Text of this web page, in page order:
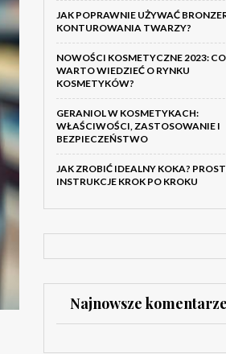
JAK POPRAWNIE UŻYWAĆ
KONTUROWANIA TWARZY?
NOWOŚCI KOSMETYCZNE 2023: CO
WARTO WIEDZIEĆ O RYNKU
KOSMETYKÓW?
GERANIOL W KOSMETYKACH:
WŁAŚCIWOŚCI, ZASTOSOWANIE I
BEZPIECZEŃSTWO
JAK ZROBIĆ IDEALNY KOKA?
INSTRUKCJE KROK PO KROKU
Najnowsze komentarze